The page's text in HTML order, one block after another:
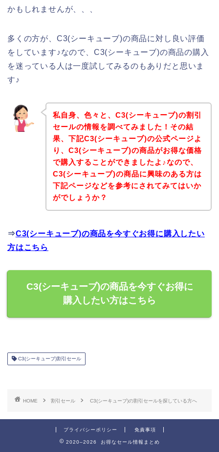
かもしれませんが、、、
多くの方が、C3(シーキューブ)の商品に対し良い評価
をしています♪なので、C3(シーキューブ)の商品の購入
を迷っている人は一度試してみるのもありだと思いま
す♪
私自身、色々と、C3(シーキューブ)の割引
セールの情報を調べてみました！その結
果、下記C3(シーキューブ)の公式ページよ
り、C3(シーキューブ)の商品がお得な価格
で購入することができましたよ♪なので、
C3(シーキューブ)の商品に興味のある方は
下記ページなどを参考にされてみてはいか
がでしょうか？
⇒C3(シーキューブ)の商品を今すぐお得に購入したい
方はこちら
C3(シーキューブ)の商品を今すぐお得に
購入したい方はこちら
C3(シーキューブ)割引セール
HOME 割引セール C3(シーキューブ)の割引セールを探している方へ
プライバシーポリシー 免責事項
2020–2026 お得なセール情報まとめ